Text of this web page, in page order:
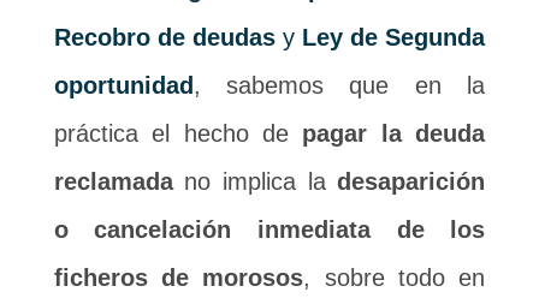
Recobro de deudasy Ley de Segunda
oportunidad, sabemos que en la
práctica el hecho de pagar la deuda
reclamadano implica ladesaparición
o cancelación inmediata de los
ficheros de morosos, sobre todo en